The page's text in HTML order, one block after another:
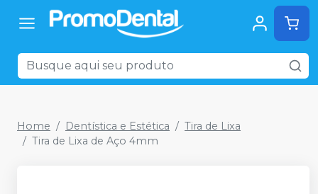
Home Dentística e Estética
Tira de Lixa
Tira de Lixa de Aço 4mm